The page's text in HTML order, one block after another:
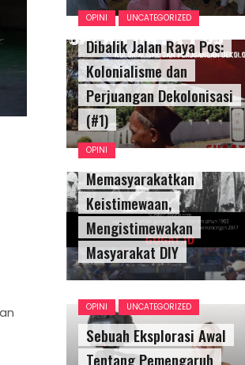
OPINI UNCATEGORIZED
Dibalik Jalan Raya Pos:
Kolonialisme dan
Perjuangan Dekolonisasi
(#1)
OPINI
Memasyarakatkan
Keistimewaan,
Mengistimewakan
Masyarakat DIY
OPINI UNCATEGORIZED
Sebuah Eksplorasi Awal
Tentang Pemengaruh